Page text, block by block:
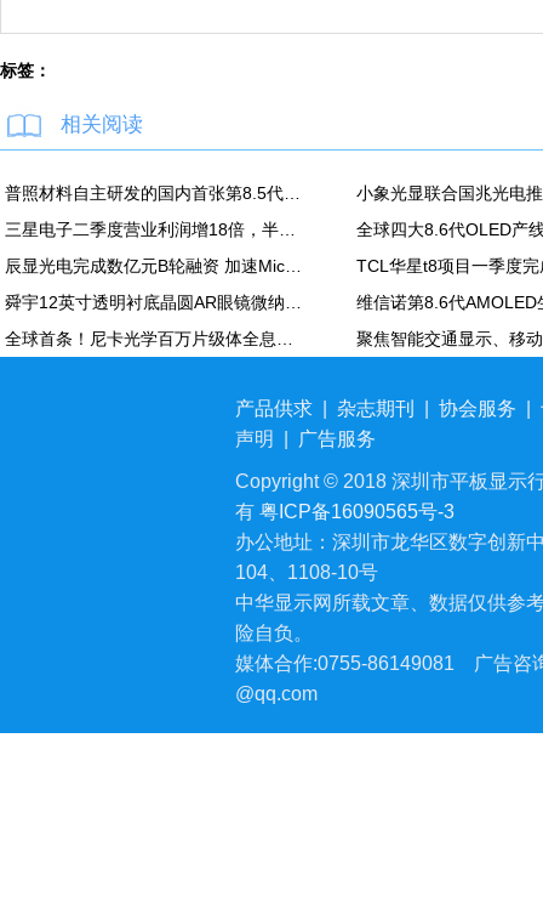
标签：
相关阅读
全球四大8.6代OLED产
TCL华星t8项目一季度
产品供求 杂志期刊 协会服务
声明
广告服务
Copyright © 2018 深圳市平板显示
有 粤ICP备16090565号-3
办公地址：深圳市龙华区数字创新
104、1108-10号
中华显示网所载文章、数据仅供参
险自负。
媒体合作:0755-86149081
广告咨
@qq.com